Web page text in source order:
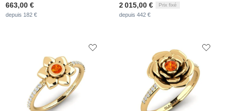
663,00 €
depuis 182 €
2 015,00 € Prix fixé
depuis 442 €